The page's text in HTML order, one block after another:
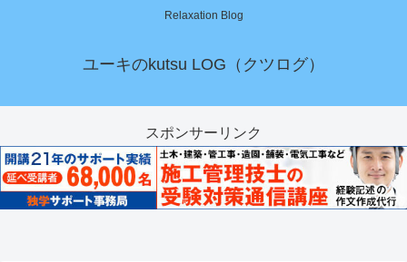
Relaxation Blog
ユーキのkutsu LOG（クツログ）
スポンサーリンク